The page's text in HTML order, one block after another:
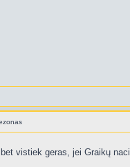
vistiek geras, jei Graikų